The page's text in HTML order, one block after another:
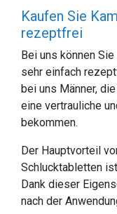
Kaufen Sie
rezeptfrei
Bei uns können
sehr einfach
bei uns Männer,
eine vertrauliche
bekommen.
Der Hauptvorteil
Schlucktabletten
Dank dieser
nach der